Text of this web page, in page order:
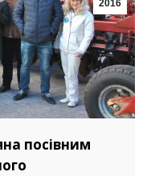
2016
посівним